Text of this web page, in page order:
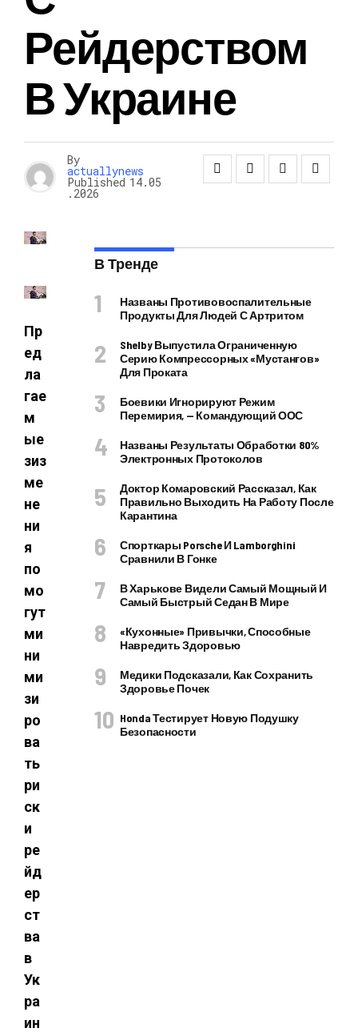
Рейдерством
В Украине
By
actuallynews
Published 14.05
.2026
Пр
ед
ла
гае
м
ые
зиз
ме
не
ни
я
по
мо
гут
ми
ни
ми
зи
ро
ва
ть
ри
ск
и
ре
йд
ер
ст
ва
в
Ук
ра
ин
В Тренде
Названы Противовоспалительные
Продукты Для Людей С Артритом
Shelby Выпустила Ограниченную
Серию Компрессорных «Мустангов»
Для Проката
Боевики Игнорируют Режим
Перемирия, — Командующий ООС
Названы Результаты Обработки 80%
Электронных Протоколов
Доктор Комаровский Рассказал, Как
Правильно Выходить На Работу После
Карантина
Спорткары Porsche И Lamborghini
Сравнили В Гонке
В Харькове Видели Самый Мощный И
Самый Быстрый Седан В Мире
«Кухонные» Привычки, Способные
Навредить Здоровью
Медики Подсказали, Как Сохранить
Здоровье Почек
Honda Тестирует Новую Подушку
Безопасности